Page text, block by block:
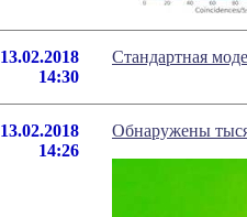
13.02.2018
14:30
Стандартная
13.02.2018
14:26
Обнаружены